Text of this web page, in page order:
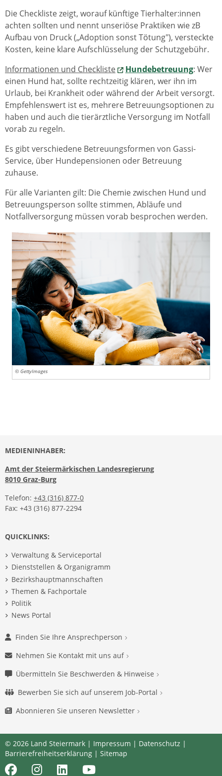
Die Checkliste zeigt, worauf künftige Tierhalter:innen
achten sollten und nennt unseriöse Praktiken wie zB
Aufbau von Druck („Adoption sonst Tötung"), versteckte
Kosten, keine klare Aufschlüsselung der Schutzgebühr.
Informationen und Checkliste
Hundebetreuung: Wer
einen Hund hat, sollte rechtzeitig klären, wer ihn im
Urlaub, bei Krankheit oder während der Arbeit versorgt.
Empfehlenswert ist es, mehrere Betreuungsoptionen zu
haben und auch die tierärztliche Versorgung im Notfall
vorab zu regeln.
Es gibt verschiedene Betreuungsformen von Gassi-
Service, über Hundepensionen oder Betreuung
zuhause.
Für alle Varianten gilt: Die Chemie zwischen Hund und
Betreuungsperson sollte stimmen, Abläufe und
Notfallversorgung müssen vorab besprochen werden.
© GettyImages
MEDIENINHABER:
Amt der Steiermärkischen Landesregierung
8010 Graz-Burg
Telefon: +43 (316) 877-0
Fax: +43 (316) 877-2294
QUICKLINKS:
Verwaltung & Serviceportal
Dienststellen & Organigramm
Bezirkshauptmannschaften
Themen & Fachportale
Politik
News Portal
Finden Sie Ihre Ansprechperson
Nehmen Sie Kontakt mit uns auf
Übermitteln Sie Beschwerden & Hinweise
Bewerben Sie sich auf unserem Job-Portal
Abonnieren Sie unseren Newsletter
© 2026 Land Steiermark | Impressum | Datenschutz |
Barrierefreiheitserklärung | Sitemap
FacebookInstagramLinkedInYoutube